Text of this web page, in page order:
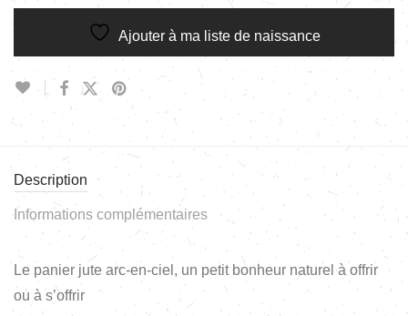
Ajouter à ma liste de naissance
Description
Informations complémentaires
Le panier jute arc-en-ciel, un petit bonheur naturel à offrir
ou à s’offrir